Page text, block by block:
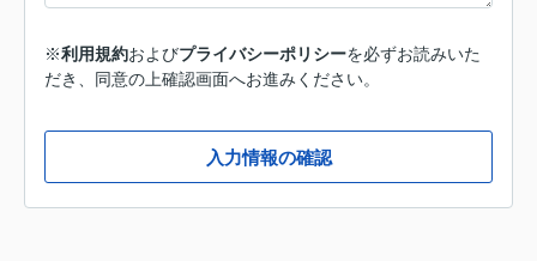
※利用規約およびプライバシーポリシーを必ずお読みいた
だき、同意の上確認画面へお進みください。
入力情報の確認